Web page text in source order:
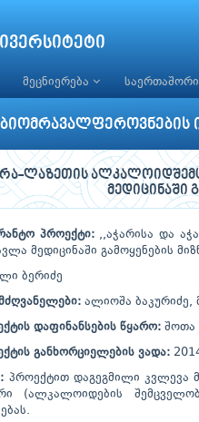
მეცნიერება
ლაზეთის
მედიცინაში
პროექტი: ,,აჭარისა და
მედიცინაში გამოყენების
ბერიძე
ალიოშა ბაკურიძე,
დაფინანსების წყარო: შოთა
განხორციელების ვადა:
პროექტით დაგეგმილი კვლევა
(ალკალოიდების